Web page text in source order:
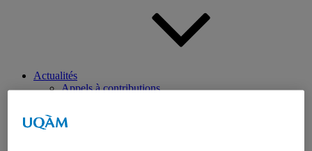
Actualités
Appels à contributions
Dans les médias